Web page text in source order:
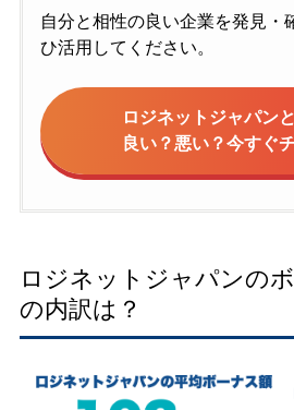
自分と相性の良い企業を発見・
ひ活用してください。
ロジネットジャパン
良い？悪い？今すぐ
ロジネットジャパンの
の内訳は？